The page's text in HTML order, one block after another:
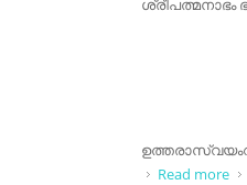
Read more